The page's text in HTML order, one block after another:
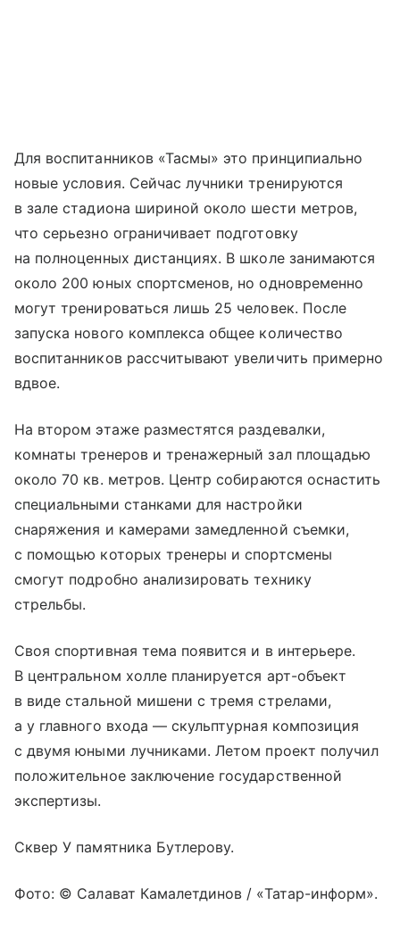
Для воспитанников «Тасмы» это принципиально
новые условия. Сейчас лучники тренируются
в зале стадиона шириной около шести метров,
что серьезно ограничивает подготовку
на полноценных дистанциях. В школе занимаются
около 200 юных спортсменов, но одновременно
могут тренироваться лишь 25 человек. После
запуска нового комплекса общее количество
воспитанников рассчитывают увеличить примерно
вдвое.
На втором этаже разместятся раздевалки,
комнаты тренеров и тренажерный зал площадью
около 70 кв. метров. Центр собираются оснастить
специальными станками для настройки
снаряжения и камерами замедленной съемки,
с помощью которых тренеры и спортсмены
смогут подробно анализировать технику
стрельбы.
Своя спортивная тема появится и в интерьере.
В центральном холле планируется арт-объект
в виде стальной мишени с тремя стрелами,
а у главного входа — скульптурная композиция
с двумя юными лучниками. Летом проект получил
положительное заключение государственной
экспертизы.
Сквер У памятника Бутлерову.
Фото: © Салават Камалетдинов / «Татар-информ».